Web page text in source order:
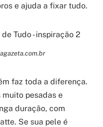
e ajuda a fixar tudo.
faz toda a diferença.
muito pesadas e
duração, com
Se sua pele é